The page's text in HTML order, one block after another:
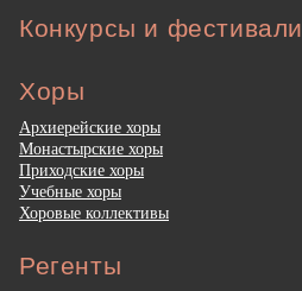
Конкурсы и фестивали
Хоры
Архиерейские хоры
Монастырские хоры
Приходские хоры
Учебные хоры
Хоровые коллективы
Регенты